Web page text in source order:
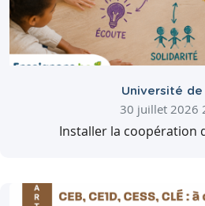
Université de
30 juillet 2026
Installer la coopération